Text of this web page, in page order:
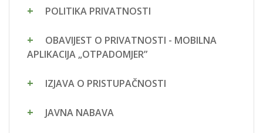
POLITIKA PRIVATNOSTI
OBAVIJEST O PRIVATNOSTI - MOBILNA
APLIKACIJA „OTPADOMJER”
IZJAVA O PRISTUPAČNOSTI
JAVNA NABAVA